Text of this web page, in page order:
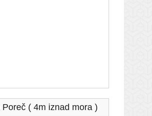
( 4m iznad mora )